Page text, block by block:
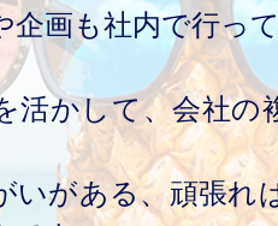
企画も社内で行っ
活かして、会社の
いがある、頑張れ